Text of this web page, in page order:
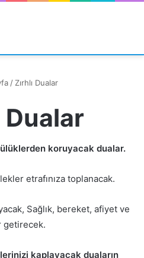
/ Zırhlı Dualar
Dualar
koruyacak dualar.
etrafınıza toplanacak.
Sağlık, bereket, afiyet ve
getirecek.
kaplayacak duaların